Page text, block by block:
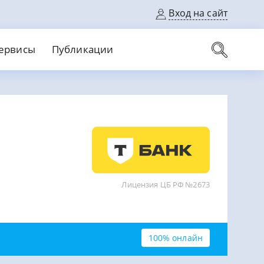
Вход на сайт
Без справок
На длительный срок
Публикации
Лицензия ЦБ РФ №2673
100% онлайн